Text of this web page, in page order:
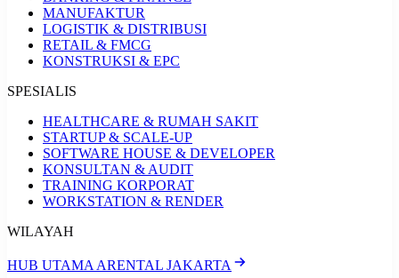
MANUFAKTUR
LOGISTIK & DISTRIBUSI
RETAIL & FMCG
KONSTRUKSI & EPC
SPESIALIS
HEALTHCARE & RUMAH SAKIT
STARTUP & SCALE-UP
SOFTWARE HOUSE & DEVELOPER
KONSULTAN & AUDIT
TRAINING KORPORAT
WORKSTATION & RENDER
WILAYAH
HUB UTAMA ARENTAL JAKARTA